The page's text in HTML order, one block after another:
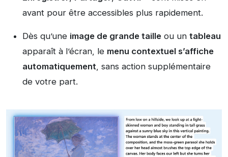
avant pour être accessibles plus rapidement.
Dès qu’une image de grande taille ou un tableau
apparaît à l’écran, le menu contextuel s’affiche
automatiquement, sans action supplémentaire
de votre part.